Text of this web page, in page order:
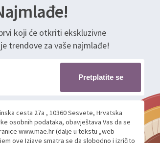
koji će otkriti ekskluzivne
trendove za vaše najmlađe!
Pretplatite se
cesta 27a , 10360 Sesvete, Hrvatska
osobnih podataka, obavještava Vas da se
www.mae.hr (dalje u tekstu „web
ove Izjave smatra se da slobodno i izričito